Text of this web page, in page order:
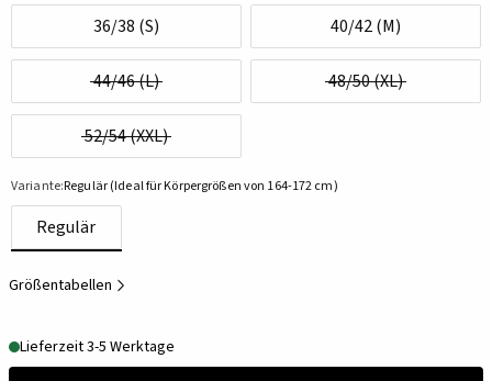
36/38 (S) 40/42 (M)
44/46 (L) 48/50 (XL)
52/54 (XXL)
Variante:Regulär (Ideal für Körpergrößen von 164-172 cm)
Regulär
Größentabellen
Lieferzeit 3-5 Werktage